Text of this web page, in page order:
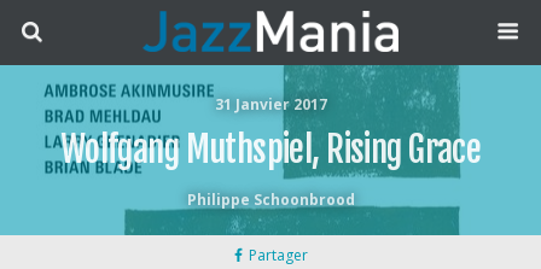
31 Janvier 2017
Wolfgang Muthspiel, Rising Grace
Philippe Schoonbrood
Partager